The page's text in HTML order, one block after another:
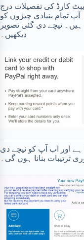
کارڈ کی تفصیلات درج
تمام بنیادی چیزوں کو
نیچے دی گئی تصویر
دیکھیں۔
ہے اور اب آپ کو نیچے دی
ترتیبات بنانا ہوں گی۔